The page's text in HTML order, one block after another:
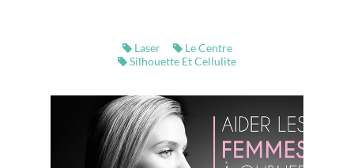
Laser
Le Centre
Silhouette Et Cellulite